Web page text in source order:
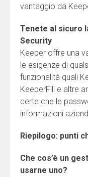
vantaggio da
Tenete al sicuro
Security
Keeper offre una
le esigenze di
funzionalità quali
KeeperFill e altre
certe che le
informazioni
Riepilogo: punti
Che cos’è un
usarne uno?